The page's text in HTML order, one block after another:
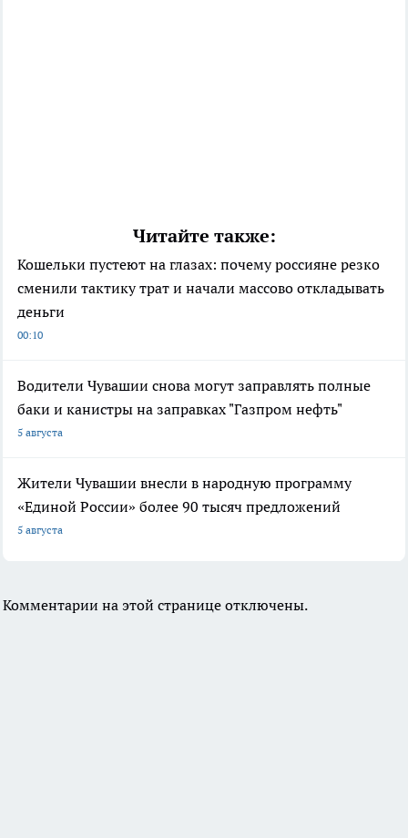
Читайте также:
Кошельки пустеют на глазах: почему россияне резко
сменили тактику трат и начали массово откладывать
деньги
00:10
Водители Чувашии снова могут заправлять полные
баки и канистры на заправках "Газпром нефть"
5 августа
Жители Чувашии внесли в народную программу
«Единой России» более 90 тысяч предложений
5 августа
Комментарии на этой странице отключены.